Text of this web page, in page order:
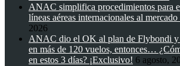
ANAC simplifica procedimientos para
líneas aéreas internacionales al
2026
ANAC dio el OK al plan de Flybondi y
en más de 120 vuelos, entonces…
en estos 3 días? ¡Exclusivo! 6 agosto,